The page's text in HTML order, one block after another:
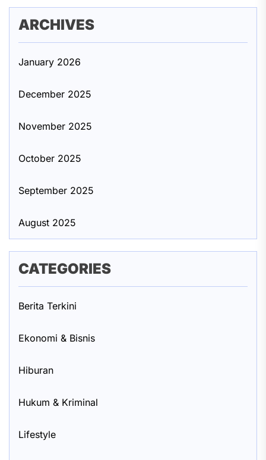
ARCHIVES
January 2026
December 2025
November 2025
October 2025
September 2025
August 2025
CATEGORIES
Berita Terkini
Ekonomi & Bisnis
Hiburan
Hukum & Kriminal
Lifestyle